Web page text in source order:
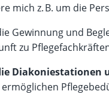
mich z. B. um die
Gewinnung und
zu
Diakoniestationen